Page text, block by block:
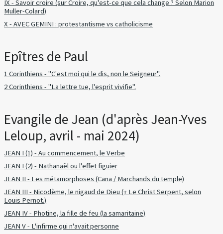
IX - Savoir croire (sur Croire, qu'est-ce que cela change ? Selon Marion
Muller-Colard)
X - AVEC GEMINI : protestantisme vs catholicisme
Epîtres de Paul
1 Corinthiens - "C'est moi qui le dis, non le Seigneur".
2 Corinthiens - "La lettre tue, l'esprit vivifie".
Evangile de Jean (d'après Jean-Yves
Leloup, avril - mai 2024)
JEAN I (1) - Au commencement, le Verbe
JEAN I (2) - Nathanaël ou l'effet figuier
JEAN II - Les métamorphoses (Cana / Marchands du temple)
JEAN III - Nicodème, le nigaud de Dieu (+ Le Christ Serpent, selon
Louis Pernot.)
JEAN IV - Photine, la fille de feu (la samaritaine)
JEAN V - L'infirme qui n'avait personne